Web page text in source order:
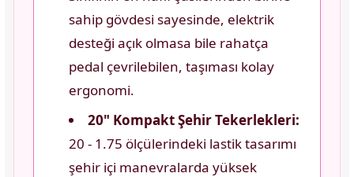
sahip gövdesi sayesinde, elektrik
desteği açık olmasa bile rahatça
pedal çevrilebilen, taşıması kolay
ergonomi.
20" Kompakt Şehir Tekerlekleri:
20 - 1.75 ölçülerindeki lastik tasarımı
şehir içi manevralarda yüksek